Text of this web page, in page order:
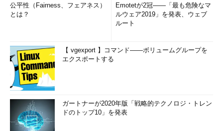
公平性（Fairness、フェアネス）
とは？
Emotetが2冠――「最も危険なマ
ルウェア2019」を発表、ウェブ
ルート
【 vgexport 】コマンド――ボリュームグループを
エクスポートする
ガートナーが2020年版「戦略的テクノロジ・トレン
ドのトップ10」を発表